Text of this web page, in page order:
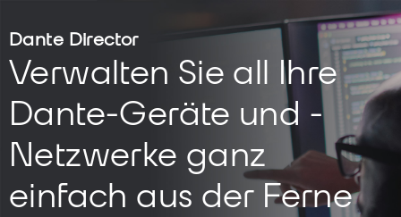
Dante Director
Verwalten Sie all Ihre
Dante-Geräte und -
Netzwerke ganz
einfach aus der Ferne